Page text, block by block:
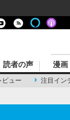
ビュー 注目イン
読者の声 漫画